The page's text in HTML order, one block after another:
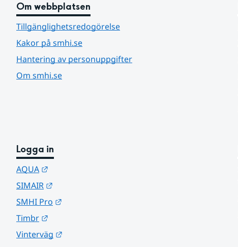
Om webbplatsen
Tillgänglighetsredogörelse
Kakor på smhi.se
Hantering av personuppgifter
Om smhi.se
Logga in
AQUA
SIMAIR
SMHI Pro
Timbr
Vinterväg